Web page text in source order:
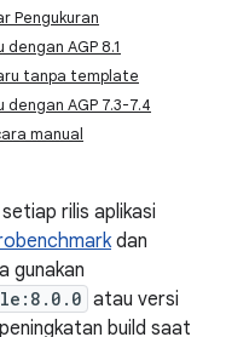
Pengukuran
AGP 8.1
tanpa template
AGP 7.3-7.4
manual
rilis aplikasi
dan
gunakan
atau versi
build saat